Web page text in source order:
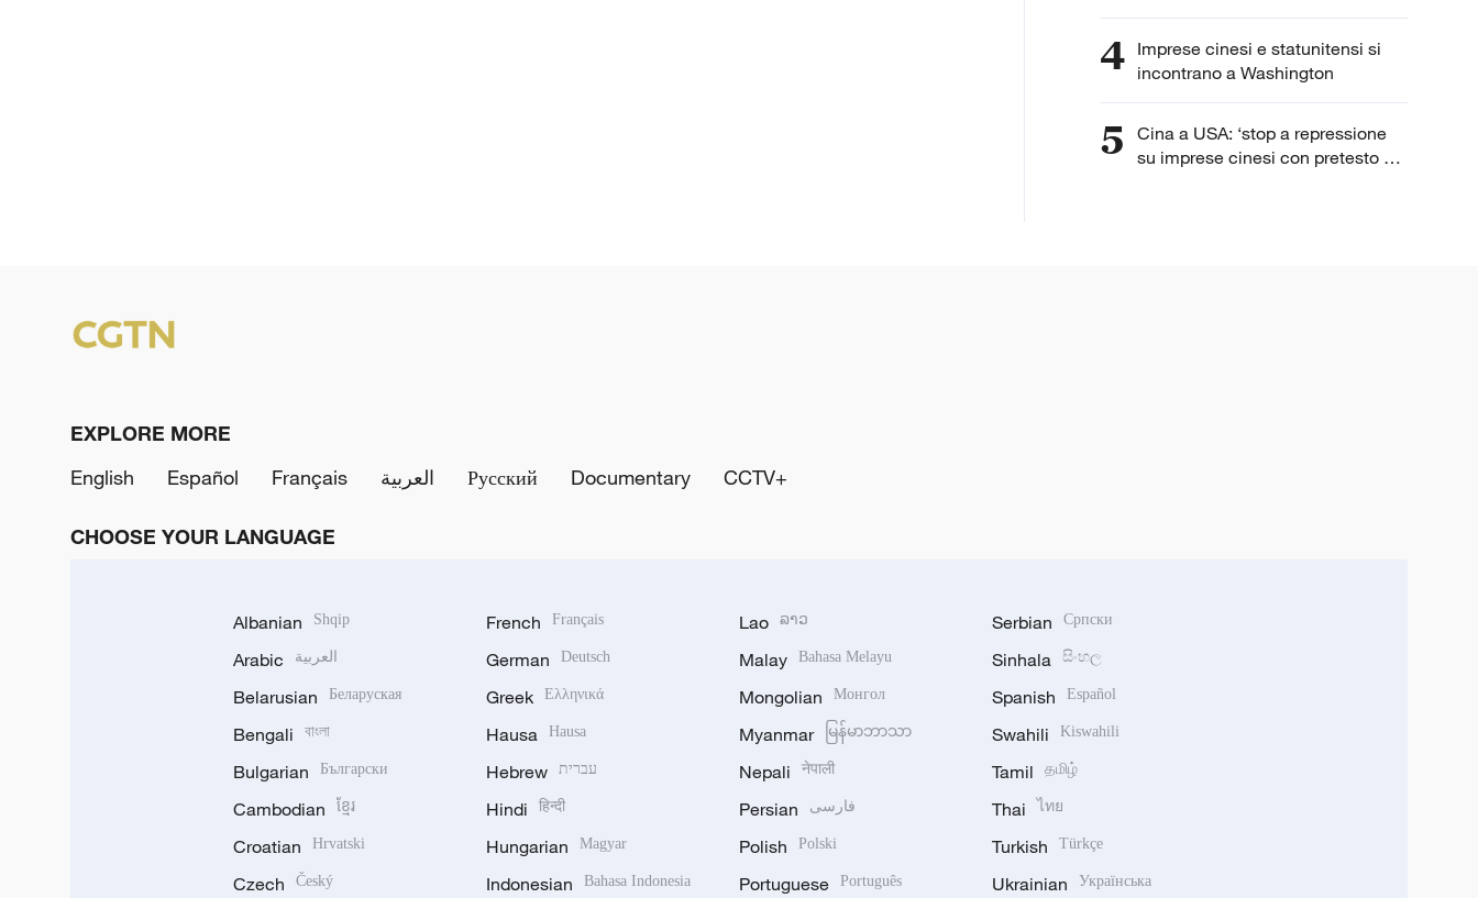
dell'intelligenza artificiale
4 Imprese cinesi e statunitensi si
incontrano a Washington
5
Cina a USA: ‘stop a repressione
su imprese cinesi con pretesto di
EXPLORE MORE
English
Español Français العربية Русский Documentary CCTV+
CHOOSE YOUR LANGUAGE
Albanian Shqip
Arabic العربية
Belarusian Беларуская
Bengali বাংলা
Bulgarian Български
Cambodian ខ្មែរ
Croatian Hrvatski
Czech Český
French Français
German Deutsch
Greek Ελληνικά
Hausa Hausa
Hebrew עברית
Hindi हिन्दी
Hungarian Magyar
Indonesian Bahasa Indonesia
Lao ລາວ
Malay Bahasa Melayu
Mongolian Монгол
Myanmar မြန်မာဘာသာ
Nepali नेपाली
Persian فارسی
Polish Polski
Portuguese Português
Serbian Српски
Sinhala සිංහල
Spanish Español
Swahili Kiswahili
Tamil தமிழ்
Thai ไทย
Turkish Türkçe
Ukrainian Українська